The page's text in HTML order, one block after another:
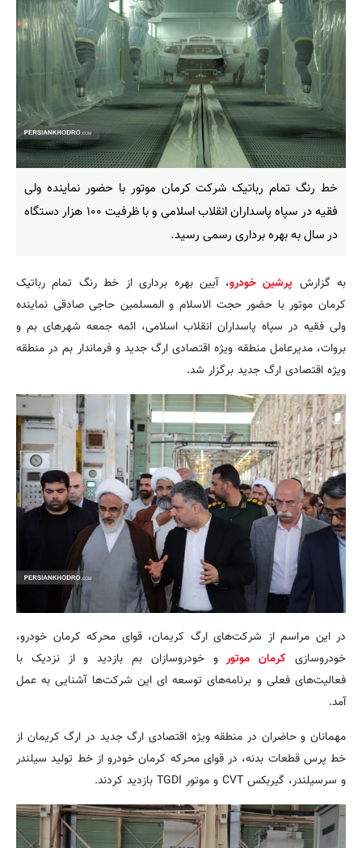
خط رنگ تمام رباتیک شرکت کرمان موتور با حضور نماینده ولی
فقیه در سپاه پاسداران انقلاب اسلامی و با ظرفیت ۱۰۰ هزار دستگاه
در سال به بهره برداری رسمی رسید.
به گزارش پرشین خودرو، آیین بهره برداری از خط رنگ تمام رباتیک
کرمان موتور با حضور حجت الاسلام و المسلمین حاجی صادقی نماینده
ولی فقیه در سپاه پاسداران انقلاب اسلامی، ائمه جمعه شهرهای بم و
بروات، مدیرعامل منطقه ویژه اقتصادی ارگ جدید و فرماندار بم در منطقه
ویژه اقتصادی ارگ جدید برگزار شد.
در این مراسم از شرکت‌های ارگ کریمان، قوای محرکه کرمان خودرو،
خودروسازی کرمان موتورو خودروسازان بم بازدید و از نزدیک با
فعالیت‌های فعلی و برنامه‌های توسعه‌ ای این شرکت‌ها آشنایی به عمل
آمد.
مهمانان و حاضران در منطقه ویژه اقتصادی ارگ جدید در ارگ کریمان از
خط پرس قطعات بدنه، در قوای محرکه کرمان خودرو از خط تولید سیلندر
و سرسیلندر، گیربکس CVT و موتور TGDI بازدید کردند.